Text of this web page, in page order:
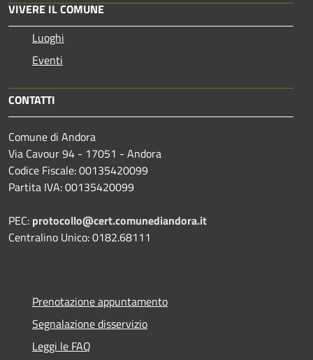
VIVERE IL COMUNE
Luoghi
Eventi
CONTATTI
Comune di Andora
Via Cavour 94 - 17051 - Andora
Codice Fiscale: 00135420099
Partita IVA: 00135420099
PEC: protocollo@cert.comunediandora.it
Centralino Unico: 0182.68111
Prenotazione appuntamento
Segnalazione disservizio
Leggi le FAQ